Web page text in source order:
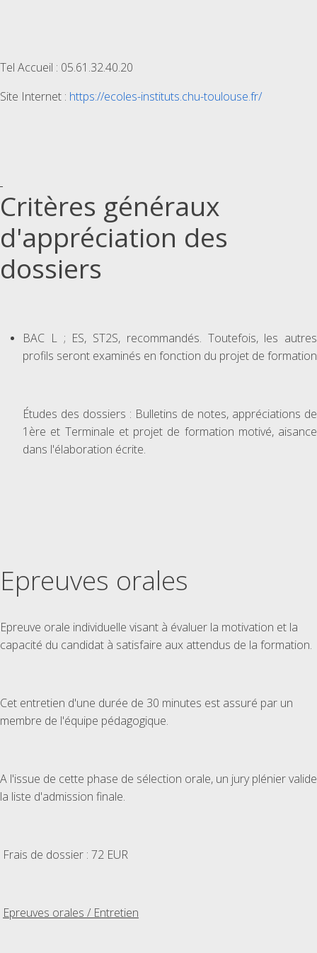
Tel Accueil : 05.61.32.40.20
Site Internet : https://ecoles-instituts.chu-toulouse.fr/
Critères généraux
d'appréciation des
dossiers
BAC L ; ES, ST2S, recommandés. Toutefois, les autres
profils seront examinés en fonction du projet de formation
Études des dossiers : Bulletins de notes, appréciations de
1ère et Terminale et projet de formation motivé, aisance
dans l'élaboration écrite.
Epreuves orales
Epreuve orale individuelle visant à évaluer la motivation et la
capacité du candidat à satisfaire aux attendus de la formation.
Cet entretien d'une durée de 30 minutes est assuré par un
membre de l'équipe pédagogique.
A l'issue de cette phase de sélection orale, un jury plénier valide
la liste d'admission finale.
Frais de dossier : 72 EUR
Epreuves orales / Entretien